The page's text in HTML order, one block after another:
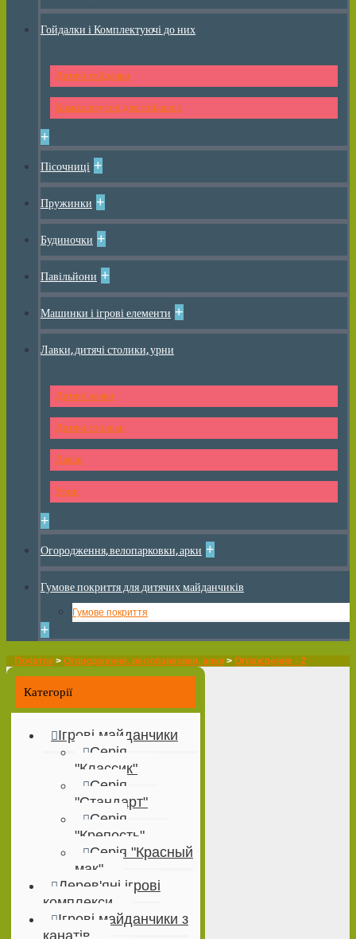
Гойдалки і Комплектуючі до них
Дитячі гойдалки
Комплектуючі для гойдалок
+
Пісочниці +
Пружинки +
Будиночки +
Павільйони +
Машинки і ігрові елементи +
Лавки, дитячі столики, урни
Дитячі лавки
Дитячі столики
Лавки
Урни
+
Огородження, велопарковки, арки +
Гумове покриття для дитячих майданчиків
Гумове покриття
+
Початок > Огородження, велопарковки, арки > Ограждение - 2
Категорії
Ігрові майданчики
Серія
"Классик"
Серія
"Стандарт"
Серія
"Крепость"
Серія "Красный
мак"
Дерев'яні ігрові
комплекси
Ігрові майданчики з
канатів